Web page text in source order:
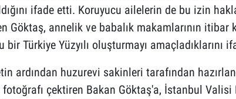
ifade etti. Koruyucu ailelerin de bu izin
Göktaş, annelik ve babalık makamlarının itibar
bir Türkiye Yüzyılı oluşturmayı amaçladıklarını
ardından huzurevi sakinleri tarafından
fotoğrafı çektiren Bakan Göktaş'a, İstanbul